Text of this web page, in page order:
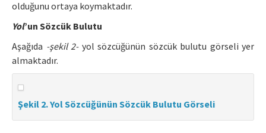
olduğunu ortaya koymaktadır.
Yol’un Sözcük Bulutu
Aşağıda -şekil 2-yol sözcüğünün sözcük bulutu görseli yer
almaktadır.
Şekil 2. Yol Sözcüğünün Sözcük Bulutu Görseli